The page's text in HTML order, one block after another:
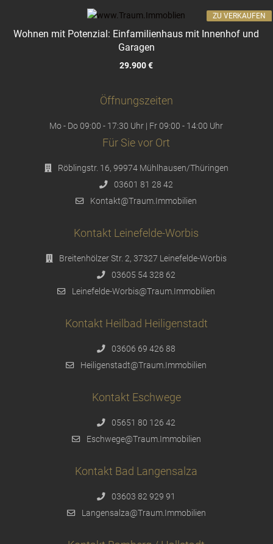
Wohnen mit Potenzial: Einfamilienhaus mit Innenhof und
Garagen
29.900 €
ZU VERKAUFEN
Öffnungszeiten
Mo - Do 09:00 - 17:30 Uhr | Fr 09:00 - 14:00 Uhr
Für Sie vor Ort
Röblingstr. 16, 99974 Mühlhausen/Thüringen
03601 81 28 42
Kontakt@Traum.Immobilien
Kontakt Leinefelde-Worbis
Breitenhölzer Str. 2, 37327 Leinefelde-Worbis
03605 54 328 62
Leinefelde-Worbis@Traum.Immobilien
Kontakt Heilbad Heiligenstadt
03606 69 426 88
Heiligenstadt@Traum.Immobilien
Kontakt Eschwege
05651 80 126 42
Eschwege@Traum.Immobilien
Kontakt Bad Langensalza
03603 82 929 91
Langensalza@Traum.Immobilien